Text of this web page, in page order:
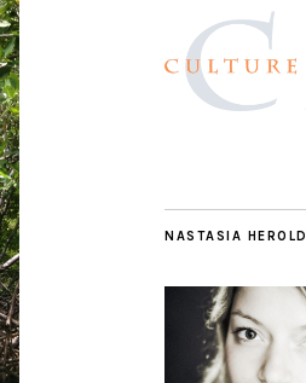
NASTASIA HEROLD